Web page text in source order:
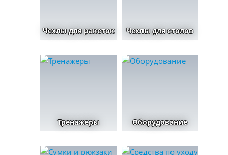
Чехлы для ракеток Чехлы для столов
Тренажеры Оборудование